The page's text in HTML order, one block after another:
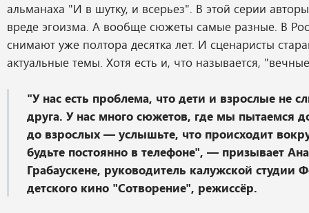
альманаха "И в шутку, и всерьез". В этой серии
вреде эгоизма. А вообще сюжеты самые разные. В
снимают уже полтора десятка лет. И сценаристы
актуальные темы. Хотя есть и, что называется,
"У нас есть проблема, что дети и взрослые не
друга. У нас много сюжетов, где мы пытаемся
до взрослых — услышьте, что происходит
будьте постоянно в телефоне", — призывает
Грабаускене, руководитель калужской студии
детского кино "Сотворение", режиссёр.